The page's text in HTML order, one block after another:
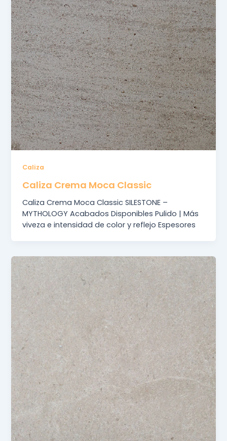
Caliza
Caliza Crema Moca Classic
Caliza Crema Moca Classic SILESTONE –
MYTHOLOGY Acabados Disponibles Pulido | Más
viveza e intensidad de color y reflejo Espesores